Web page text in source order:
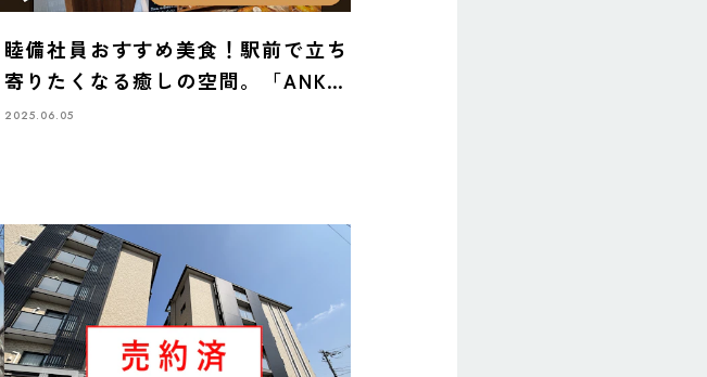
睦備社員おすすめ美食！駅前で立ち
寄りたくなる癒しの空間。「ANKH
Sandwich Cafe」で楽しむパンと
2025.06.05